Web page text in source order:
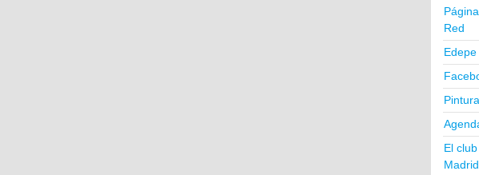
Red
Edepe
El
Madrid